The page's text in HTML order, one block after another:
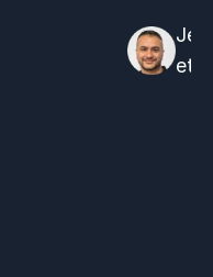
Je
et